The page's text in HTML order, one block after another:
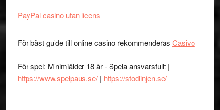
PayPal casino utan licens
För bäst guide till online casino rekommenderas Casivo
För spel: Minimiålder 18 år - Spela ansvarsfullt |
https://www.spelpaus.se/| https://stodlinjen.se/